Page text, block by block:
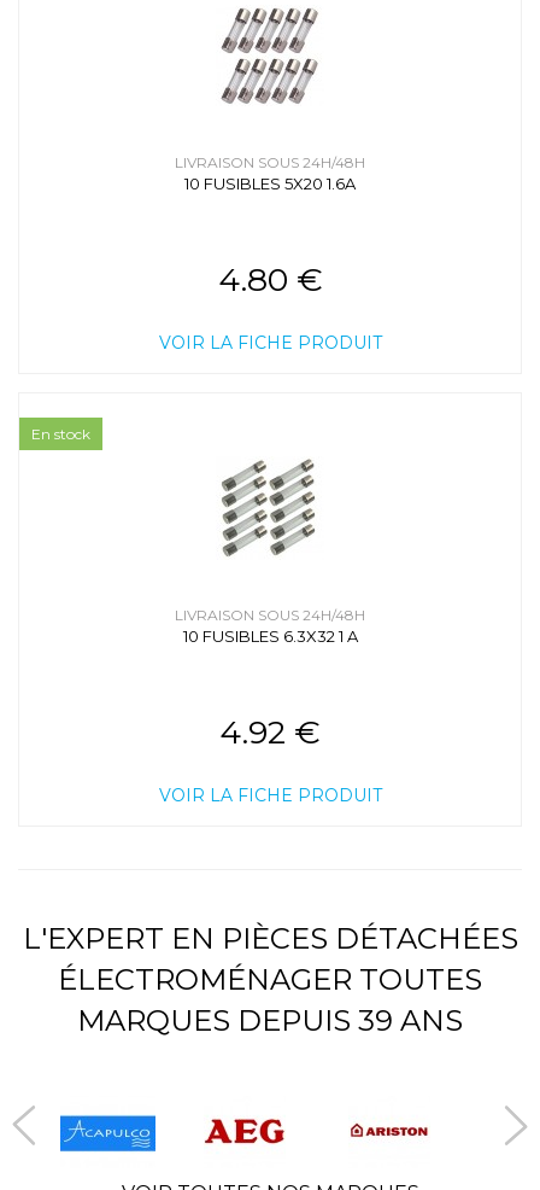
LIVRAISON SOUS 24H/48H
10 FUSIBLES 5X20 1.6A
4.80 €
VOIR LA FICHE PRODUIT
LIVRAISON SOUS 24H/48H
10 FUSIBLES 6.3X32 1 A
4.92 €
VOIR LA FICHE PRODUIT
En stock
L'EXPERT EN PIÈCES DÉTACHÉES
ÉLECTROMÉNAGER TOUTES
MARQUES DEPUIS 39 ANS